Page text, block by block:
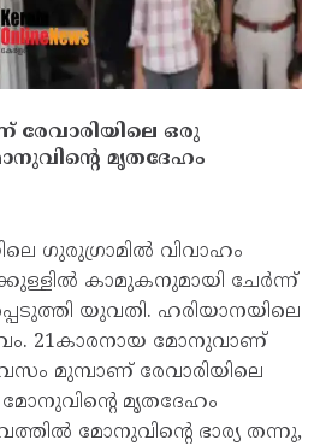
രേവാരിയിലെ ഒരു
മൃതദേഹം
ഗുരുഗ്രാമില്‍ വിവാഹം
കാമുകനുമായി ചേര്‍ന്ന്
യുവതി. ഹരിയാനയിലെ
21കാരനായ മോനുവാണ്
മുമ്പാണ് രേവാരിയിലെ
മൃതദേഹം
മോനുവിന്റെ ഭാര്യ തന്നു,